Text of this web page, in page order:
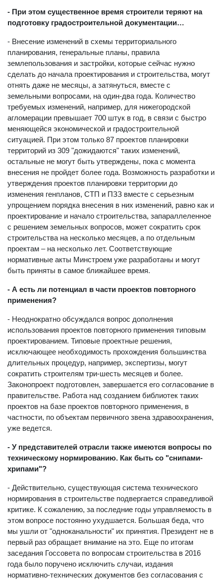
- При этом существенное время строители теряют на
- Внесение изменений в схемы территориального
планирования, генеральные планы, правила
землепользования и застройки, которые сейчас нужно
сделать до начала проектирования и строительства, могут
отнять даже не месяцы, а затянуться, вместе с
земельными вопросами, на один-два года. Количество
требуемых изменений, например, для нижегородской
агломерации превышает 700 штук в год, в связи с быстро
меняющейся экономической и градостроительной
ситуацией. При этом только 87 проектов планировки
территорий из 309 "дожидаются" таких изменений,
остальные не могут быть утверждены, пока с момента
внесения не пройдет более года. Возможность разработки и
утверждения проектов планировки территории до
изменения генпланов, СТП и ПЗЗ вместе с серьезным
упрощением порядка внесения в них изменений, равно как и
проектирование и начало строительства, запараллеленное
с решением земельных вопросов, может сократить срок
строительства на несколько месяцев, а по отдельным
проектам – на несколько лет. Соответствующие
нормативные акты Минстроем уже разработаны и могут
- А есть ли потенциал в части проектов повторного
- Неоднократно обсуждался вопрос дополнения
использования проектов повторного применения типовым
проектированием. Типовые проектные решения,
исключающее необходимость прохождения большинства
длительных процедур, например, экспертизы, могут
сократить строителям три-шесть месяцев и более.
Законопроект подготовлен, завершается его согласование в
правительстве. Работа над созданием библиотек таких
проектов на базе проектов повторного применения, в
частности, по объектам первичного звена здравоохранения,
- У представителей отрасли также имеются вопросы по
техническому нормированию. Как быть со "снипами-
- Действительно, существующая система технического
нормирования в строительстве подвергается справедливой
критике. К сожалению, за последние годы управляемость в
этом вопросе постоянно ухудшается. Большая беда, что
мы ушли от "одноканальности" их принятия. Президент не в
первый раз обращает внимание на это. Еще по итогам
заседания Госсовета по вопросам строительства в 2016
года было поручено исключить случаи, издания